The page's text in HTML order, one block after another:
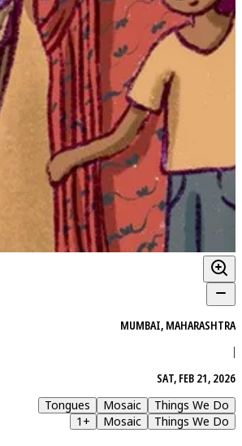
MUMBAI, MAHARASHTRA
|
SAT, FEB 21, 2026
Things We Do
Mosaic
Tongues
Things We Do
Mosaic
+
1